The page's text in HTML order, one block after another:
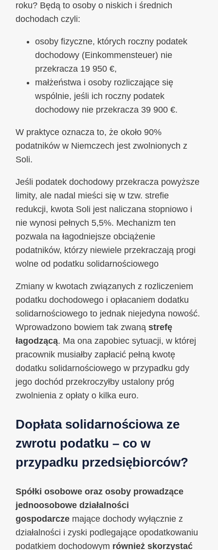
roku? Będą to osoby o niskich i średnich
dochodach czyli:
osoby fizyczne, których roczny podatek
dochodowy (Einkommensteuer) nie
przekracza 19 950 €,
małżeństwa i osoby rozliczające się
wspólnie, jeśli ich roczny podatek
dochodowy nie przekracza 39 900 €.
W praktyce oznacza to, że około 90%
podatników w Niemczech jest zwolnionych z
Soli.
Jeśli podatek dochodowy przekracza powyższe
limity, ale nadal mieści się w tzw. strefie
redukcji, kwota Soli jest naliczana stopniowo i
nie wynosi pełnych 5,5%. Mechanizm ten
pozwala na łagodniejsze obciążenie
podatników, którzy niewiele przekraczają progi
wolne od podatku solidarnościowego
Zmiany w kwotach związanych z rozliczeniem
podatku dochodowego i opłacaniem dodatku
solidarnościowego to jednak niejedyna nowość.
Wprowadzono bowiem tak zwaną strefę
łagodzącą. Ma ona zapobiec sytuacji, w której
pracownik musiałby zapłacić pełną kwotę
dodatku solidarnościowego w przypadku gdy
jego dochód przekroczyłby ustalony próg
zwolnienia z opłaty o kilka euro.
Dopłata solidarnościowa ze
zwrotu podatku – co w
przypadku przedsiębiorców?
Spółki osobowe oraz osoby prowadzące
jednoosobowe działalności
gospodarcze mające dochody wyłącznie z
działalności i zyski podlegające opodatkowaniu
podatkiem dochodowym również skorzystać